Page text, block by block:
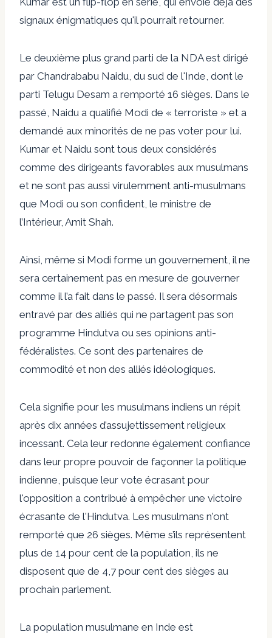
signaux énigmatiques qu'il pourrait retourner.
Le deuxième plus grand parti de la NDA est dirigé
par Chandrababu Naidu, du sud de l'Inde, dont le
parti Telugu Desam a remporté 16 sièges. Dans le
passé, Naidu a qualifié Modi de « terroriste » et a
demandé aux minorités de ne pas voter pour lui.
Kumar et Naidu sont tous deux considérés
comme des dirigeants favorables aux musulmans
et ne sont pas aussi virulemment anti-musulmans
que Modi ou son confident, le ministre de
l’Intérieur, Amit Shah.
Ainsi, même si Modi forme un gouvernement, il ne
sera certainement pas en mesure de gouverner
comme il l’a fait dans le passé. Il sera désormais
entravé par des alliés qui ne partagent pas son
programme Hindutva ou ses opinions anti-
fédéralistes. Ce sont des partenaires de
commodité et non des alliés idéologiques.
Cela signifie pour les musulmans indiens un répit
après dix années d’assujettissement religieux
incessant. Cela leur redonne également confiance
dans leur propre pouvoir de façonner la politique
indienne, puisque leur vote écrasant pour
l'opposition a contribué à empêcher une victoire
écrasante de l'Hindutva. Les musulmans n'ont
remporté que 26 sièges. Même s’ils représentent
plus de 14 pour cent de la population, ils ne
disposent que de 4,7 pour cent des sièges au
prochain parlement.
La population musulmane en Inde est